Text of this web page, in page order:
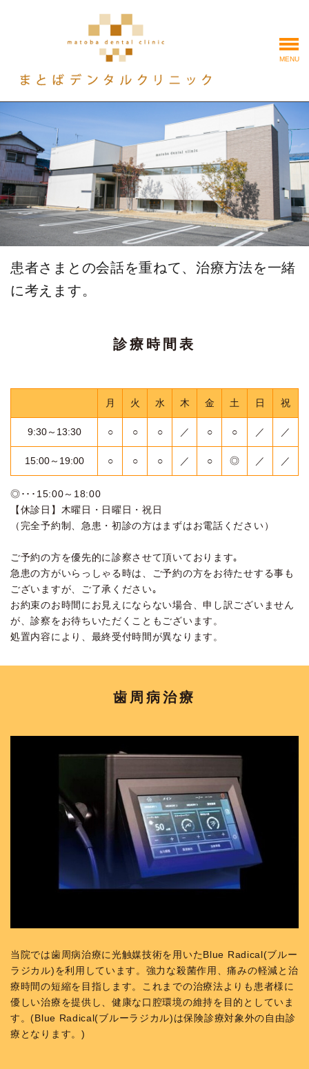
MENU
患者さまとの会話を重ねて、治療方法を一緒
に考えます。
診療時間表
月 火 水 木 金 土 日 祝
9:30～13:30 ○ ○ ○ ／ ○ ○ ／ ／
15:00～19:00 ○ ○ ○ ／ ○ ◎ ／ ／
◎･･･15:00～18:00
【休診日】木曜日・日曜日・祝日
（完全予約制、急患・初診の方はまずはお電話ください）
ご予約の方を優先的に診察させて頂いております｡
急患の方がいらっしゃる時は、ご予約の方をお待たせする事も
ございますが、ご了承ください｡
お約束のお時間にお見えにならない場合、申し訳ございません
が、診察をお待ちいただくこともございます。
処置内容により、最終受付時間が異なります。
歯周病治療
当院では歯周病治療に光触媒技術を用いたBlue Radical(ブルー
ラジカル)を利用しています。強力な殺菌作用、痛みの軽減と治
療時間の短縮を目指します。これまでの治療法よりも患者様に
優しい治療を提供し、健康な口腔環境の維持を目的としていま
す。(Blue Radical(ブルーラジカル)は保険診療対象外の自由診
療となります。)